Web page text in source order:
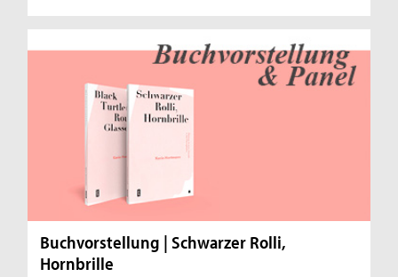
Buchvorstellung | Schwarzer Rolli,
Hornbrille